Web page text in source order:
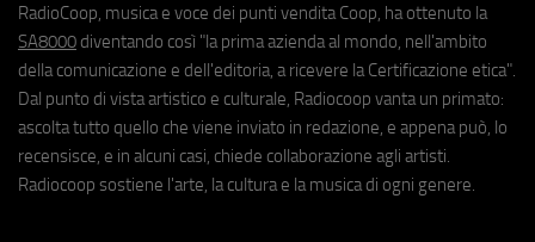
RadioCoop, musica e voce dei punti vendita Coop, ha ottenuto la
SA8000 diventando così "la prima azienda al mondo, nell'ambito
della comunicazione e dell'editoria, a ricevere la Certificazione etica".
Dal punto di vista artistico e culturale, Radiocoop vanta un primato:
ascolta tutto quello che viene inviato in redazione, e appena può, lo
recensisce, e in alcuni casi, chiede collaborazione agli artisti.
Radiocoop sostiene l'arte, la cultura e la musica di ogni genere.